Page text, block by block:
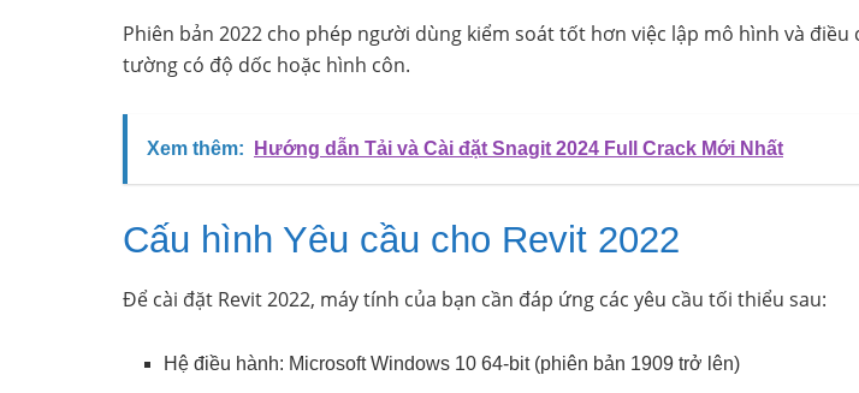
Phiên bản 2022 cho phép người dùng kiểm soát tốt hơn việc lập mô hình và điều
tường có độ dốc hoặc hình côn.
Xem thêm: Hướng dẫn Tải và Cài đặt Snagit 2024 Full Crack Mới Nhất
Cấu hình Yêu cầu cho Revit 2022
Để cài đặt Revit 2022, máy tính của bạn cần đáp ứng các yêu cầu tối thiểu sau:
Hệ điều hành: Microsoft Windows 10 64-bit (phiên bản 1909 trở lên)